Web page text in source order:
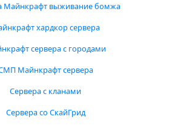
Майнкрафт выживание бомжа
хардкор сервера
сервера с городами
Майнкрафт сервера
Сервера с кланами
Сервера со СкайГрид